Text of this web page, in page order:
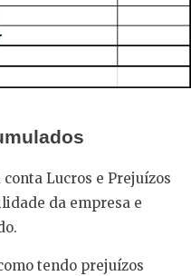
Lucros e Prejuízos
da empresa e
tendo prejuízos